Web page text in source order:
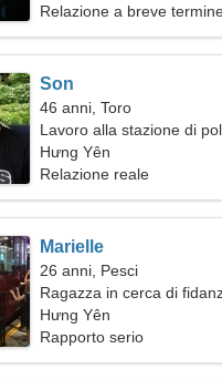
Relazione a breve
Son
46 anni, Toro
Lavoro alla stazione di
donna in gamba
Hưng Yên
Relazione reale
Marielle
26 anni, Pesci
Ragazza in cerca di
Hưng Yên
Rapporto serio